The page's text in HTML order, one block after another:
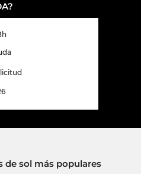
de sol más populares